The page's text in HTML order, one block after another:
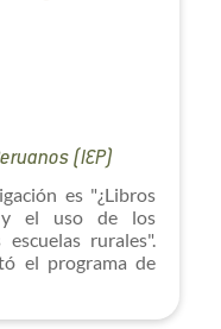
(IEP)
es "¿Libros
y el uso de los
rurales".
el programa de